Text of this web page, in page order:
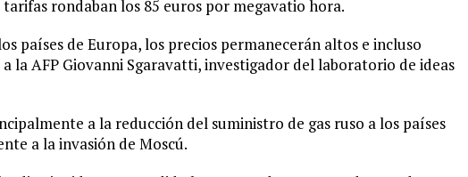
rondaban los 85 euros por megavatio hora.
países de Europa, los precios permanecerán altos e incluso
la AFP Giovanni Sgaravatti, investigador del laboratorio de ideas
a la reducción del suministro de gas ruso a los países
a la invasión de Moscú.